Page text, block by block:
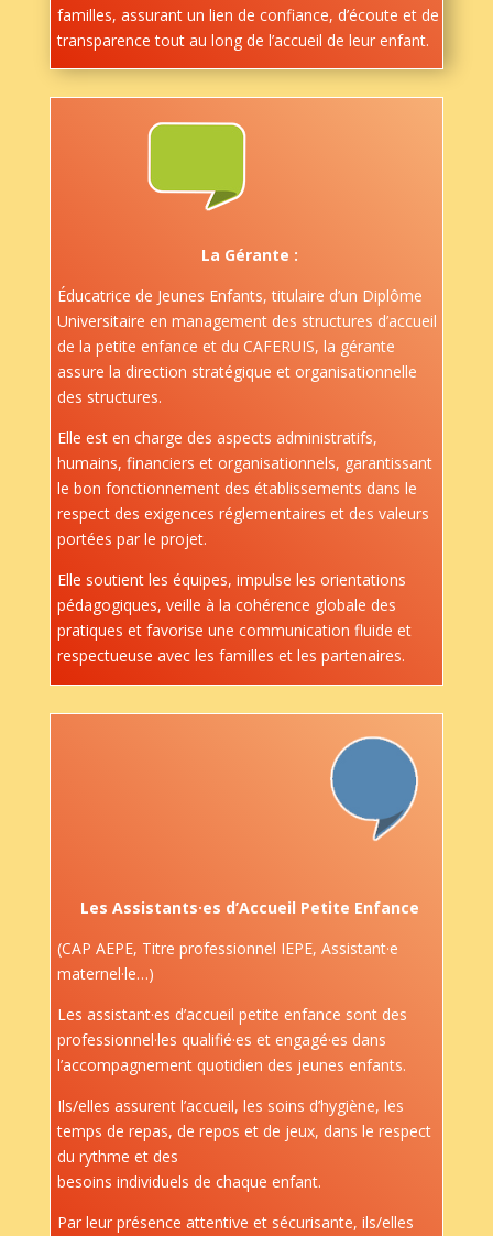
familles, assurant un lien de confiance, d’écoute et de
transparence tout au long de l’accueil de leur enfant.
La Gérante :
Éducatrice de Jeunes Enfants, titulaire d’un Diplôme
Universitaire en management des structures d’accueil
de la petite enfance et du CAFERUIS, la gérante
assure la direction stratégique et organisationnelle
des structures.
Elle est en charge des aspects administratifs,
humains, financiers et organisationnels, garantissant
le bon fonctionnement des établissements dans le
respect des exigences réglementaires et des valeurs
portées par le projet.
Elle soutient les équipes, impulse les orientations
pédagogiques, veille à la cohérence globale des
pratiques et favorise une communication fluide et
respectueuse avec les familles et les partenaires.
Les Assistants·es d’Accueil Petite Enfance
(CAP AEPE, Titre professionnel IEPE, Assistant·e
maternel·le…)
Les assistant·es d’accueil petite enfance sont des
professionnel·les qualifié·es et engagé·es dans
l’accompagnement quotidien des jeunes enfants.
Ils/elles assurent l’accueil, les soins d’hygiène, les
temps de repas, de repos et de jeux, dans le respect
du rythme et des
besoins individuels de chaque enfant.
Par leur présence attentive et sécurisante, ils/elles